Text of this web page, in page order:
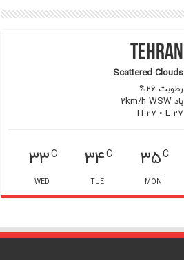
Tehran
Scattered Clouds
رطوبت 26%
باد 2km/h WSW
H 27 • L 27
35C
MON
34C
TUE
33C
WED